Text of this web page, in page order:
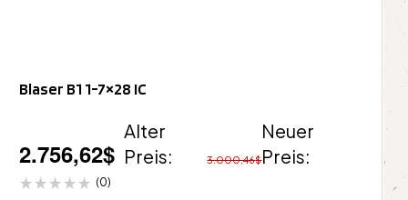
Blaser B1 1-7×28 IC
Alter
Preis:
3.000,46$
Neuer
Preis:
2.756,62$
(0)